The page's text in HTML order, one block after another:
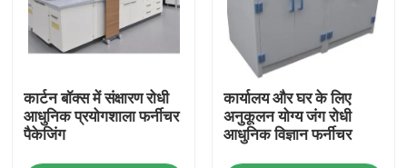
कारखाना भ्रमण
संपर्क करें
कार्टन बॉक्स में संक्षारण रोधी
आधुनिक प्रयोगशाला फर्नीचर
पैकेजिंग
कार्यालय और घर के लिए
अनुकूलन योग्य जंग रोधी
आधुनिक विज्ञान फर्नीचर